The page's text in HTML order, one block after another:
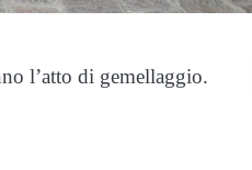
l’atto di gemellaggio.